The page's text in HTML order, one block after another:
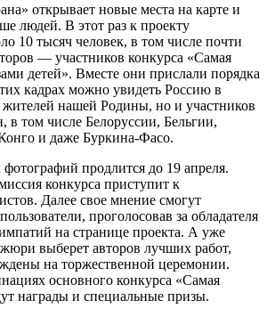
открывает новые места на карте и
людей. В этот раз к проекту
10 тысяч человек, в том числе почти
— участников конкурса «Самая
детей». Вместе они прислали порядка
кадрах можно увидеть Россию в
жителей нашей Родины, но и участников
в том числе Белоруссии, Бельгии,
и даже Буркина-Фасо.
продлится до 19 апреля.
конкурса приступит к
Далее свое мнение смогут
проголосовав за обладателя
на странице проекта. А уже
выберет авторов лучших работ,
на торжественной церемонии.
основного конкурса «Самая
награды и специальные призы.